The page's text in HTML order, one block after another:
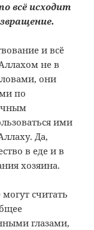
всё исходит
и всё
не в
они
по
ими
Да,
в еде и в
хозяина.
считать
глазами,